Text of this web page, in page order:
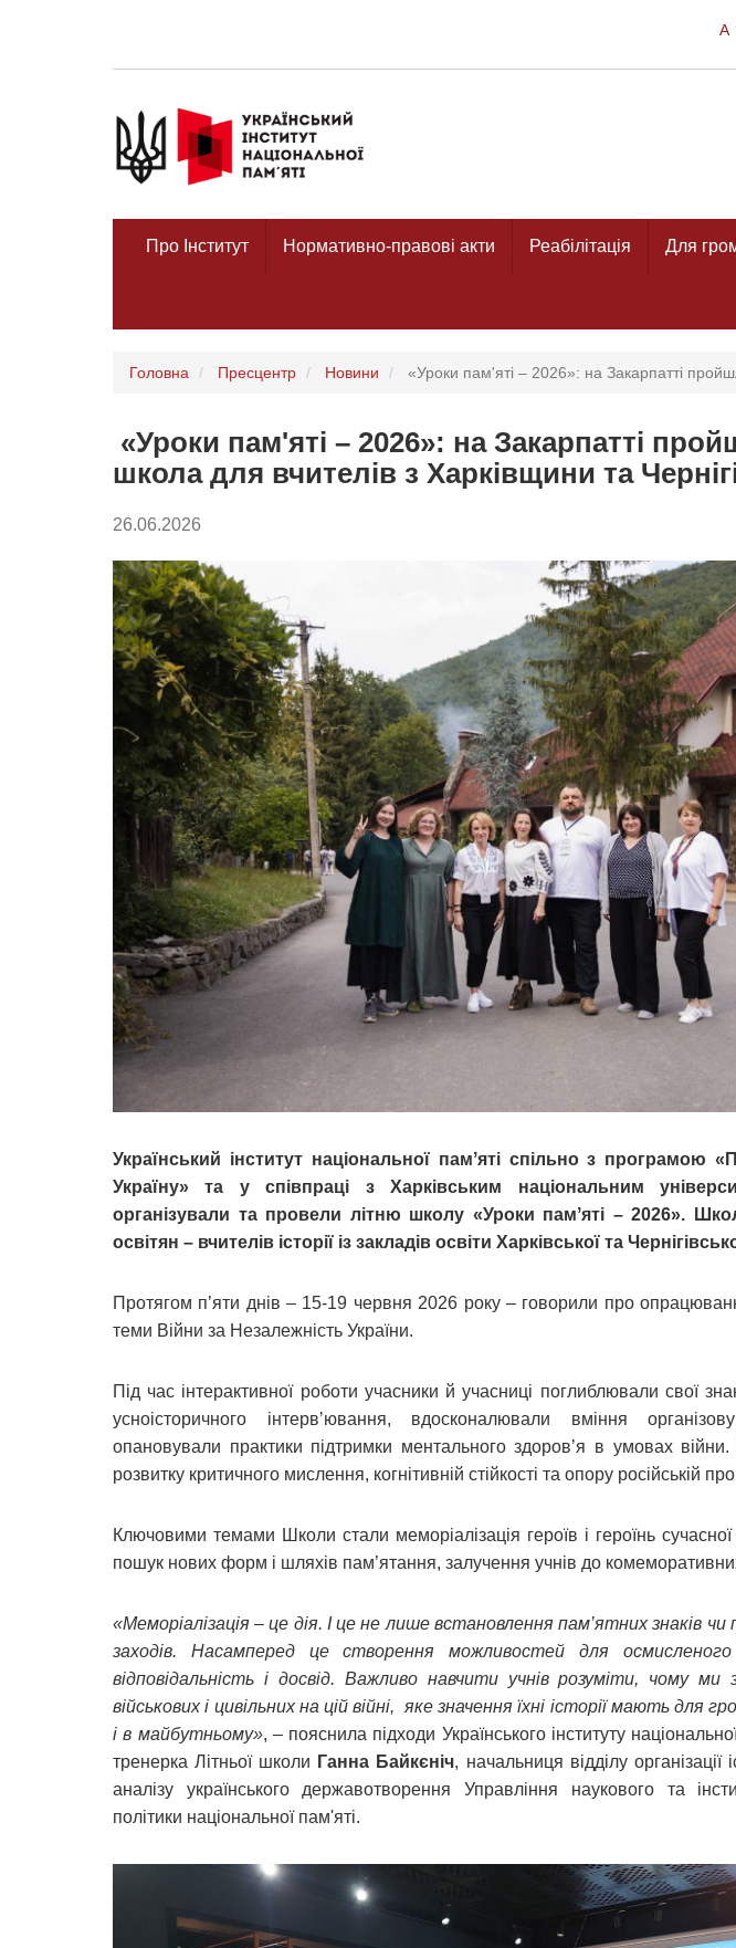
A
Про Інститут Нормативно-правові акти Реабілітація Для
Головна Пресцентр Новини «Уроки пам'яті – 2026»: на Закарпатті
«Уроки пам'яті – 2026»: на Закарпатті
школа для вчителів з Харківщини та
26.06.2026
Український інститут національної памʼяті спільно з програмою
Україну» та у співпраці з Харківським національним
організували та провели літню школу «Уроки памʼяті – 2026».
освітян – вчителів історії із закладів освіти Харківської та
Протягом пʼяти днів – 15-19 червня 2026 року – говорили про
теми Війни за Незалежність України.
Під час інтерактивної роботи учасники й учасниці поглиблювали свої
усноісторичного інтервʼювання, вдосконалювали вміння
опановували практики підтримки ментального здоровʼя в умовах
розвитку критичного мислення, когнітивній стійкості та опору російській
Ключовими темами Школи стали меморіалізація героїв і героїнь
пошук нових форм і шляхів пам’ятання, залучення учнів до
«Меморіалізація – це дія. І це не лише встановлення пам’ятних знаків
заходів. Насамперед це створення можливостей для осмисленого
відповідальність і досвід. Важливо навчити учнів розуміти, чому ми
військових і цивільних на цій війні, яке значення їхні історії мають для
і в майбутньому», – пояснила підходи Українського інституту
тренерка Літньої школи Ганна Байкєніч, начальниця відділу організації
аналізу українського державотворення Управління наукового та
політики національної пам'яті.